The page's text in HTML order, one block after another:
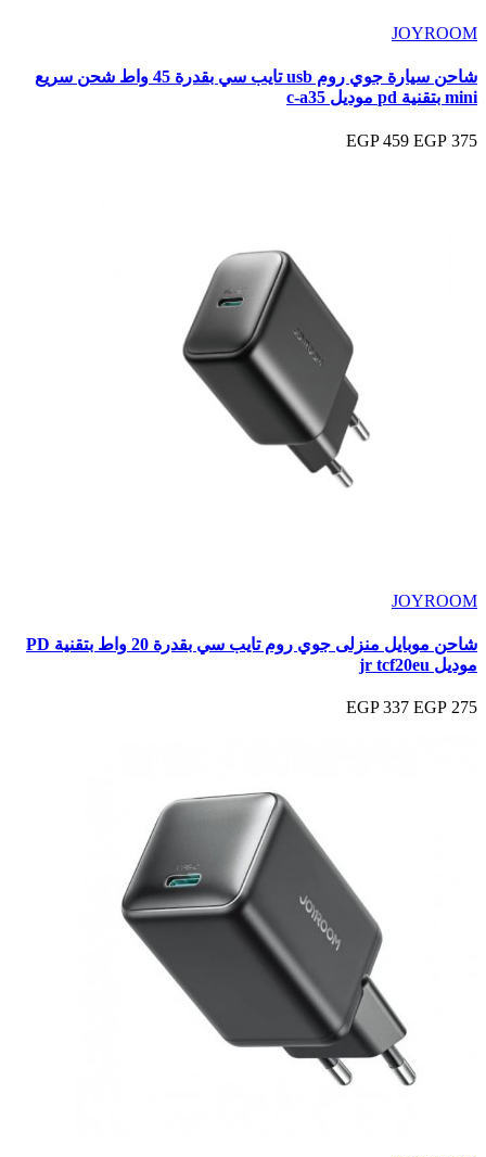
JOYROOM
شاحن سيارة جوي روم usb تايب سي بقدرة 45 واط شحن سريع
mini بتقنية pd موديل c‑a35
375 EGP
459 EGP
JOYROOM
شاحن موبايل منزلى جوي روم تايب سي بقدرة 20 واط بتقنية PD
موديل jr tcf20eu
275 EGP
337 EGP